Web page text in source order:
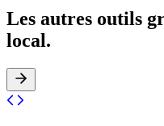
Les autres outils
local.